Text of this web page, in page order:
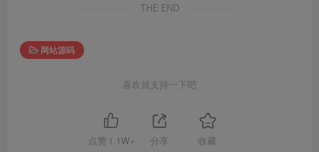
THE END
网站源码
喜欢就支持一下吧
点赞 1.1W+ 分享 收藏